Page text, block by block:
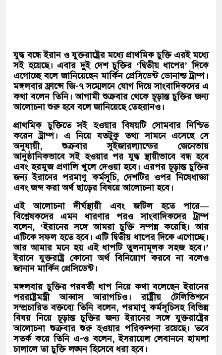
যুদ্ধ বন্ধে ইরান ও যুক্তরাষ্ট্রের মধ্যে প্রাথমিক চুক্তি এরই মধ্যে
সই হয়েছে। এবার দুই দেশ চুক্তির ‘দ্বিতীয় ধাপের’ দিকে
এগোচ্ছে বলে জানিয়েছেন মার্কিন প্রেসিডেন্ট ডোনাল্ড ট্রাম্প।
মঙ্গলবার ফ্রান্সে জি-৭ সম্মেলনে যোগ দিয়ে সাংবাদিকদের এ
কথা বলেন তিনি। আগামী শুক্রবার থেকে চূড়ান্ত চুক্তির জন্য
আলোচনা শুরু হবে বলে জানিয়েছে তেহরানও।
প্রাথমিক চুক্তিতে সই হওয়ার বিষয়টি সোমবার নিশ্চিত
করেন ট্রাম্প। এ নিয়ে যতটুকু তথ্য সামনে এসেছে সে
অনুযায়ী, শুক্রবার সুইজারল্যান্ডের জেনেভায়
আনুষ্ঠানিকভাবে সই হওয়ার পর যুদ্ধ স্থায়ীভাবে বন্ধ হবে
এবং হরমুজ প্রণালি খুলে দেওয়া হবে। এরপর চূড়ান্ত চুক্তির
জন্য ইরানের পরমাণু কর্মসূচি, দেশটির ওপর নিষেধাজ্ঞা
এবং জব্দ করা অর্থ ছাড়ের বিষয়ে আলোচনা হবে।
এই আলোচনা দীর্ঘস্থায়ী এবং জটিল হতে পারে—
বিশ্লেষকদের এমন ধারণার পরও সাংবাদিকদের ট্রাম্প
বলেন, ‘ইরানের সঙ্গে আমরা চুক্তি সম্পন্ন করেছি। আর
এটিকে সফল হতে হবে। এটি দ্বিতীয় ধাপের দিকে এগোচ্ছে।
আর আমার মনে হয় এই ধাপটি তুলনামূলক সহজ হবে।’
ইরানে যুক্তরাষ্ট্র কোনো অর্থ বিনিয়োগ করবে না বলেও
জানান মার্কিন প্রেসিডেন্ট।
মঙ্গলবার চুক্তির পরবর্তী ধাপ নিয়ে কথা বলেছেন ইরানের
পররাষ্ট্রমন্ত্রী আব্বাস আরাগচিও। রাষ্ট্রীয় টেলিভিশনে
সম্প্রচারিত বক্তব্যে তিনি বলেন, পরমাণু কর্মসূচিসহ বিভিন্ন
বিষয় নিয়ে চূড়ান্ত চুক্তির জন্য ইরানের সঙ্গে যুক্তরাষ্ট্রের
আলোচনা শুক্রবার শুরু হওয়ার পরিকল্পনা রয়েছে। তবে
সতর্ক করে তিনি এ-ও বলেন, ইসরায়েল লেবাননে হামলা
চালালে তা চুক্তি লঙ্ঘন হিসেবে ধরা হবে।